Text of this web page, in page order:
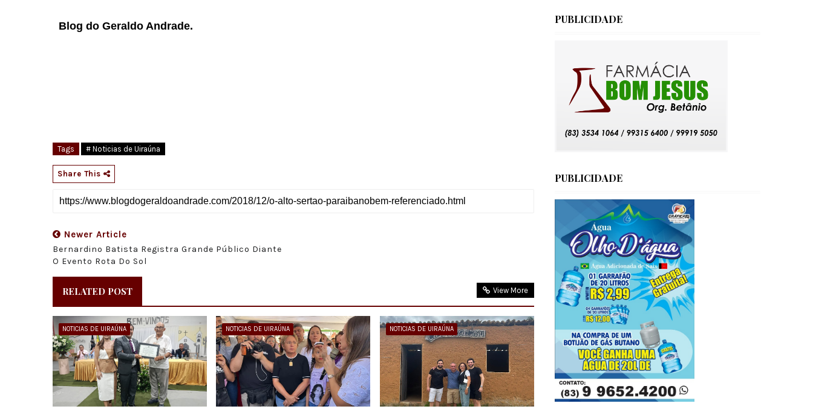
Blog do Geraldo Andrade.
Tags # Noticias de Uiraúna
Share This
Newer Article
Bernardino Batista Registra Grande Público Diante
O Evento Rota Do Sol
RELATED POST View More
NOTICIAS DE UIRAÚNA NOTICIAS DE UIRAÚNA NOTICIAS DE UIRAÚNA
PUBLICIDADE
PUBLICIDADE